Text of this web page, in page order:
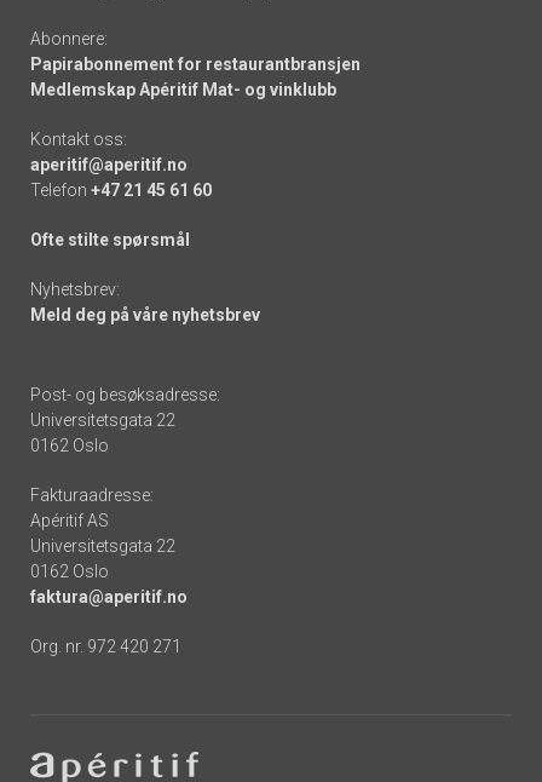
Abonnere:
Papirabonnement for restaurantbransjen
Medlemskap Apéritif Mat- og vinklubb
Kontakt oss:
aperitif@aperitif.no
Telefon +47 21 45 61 60
Ofte stilte spørsmål
Nyhetsbrev:
Meld deg på våre nyhetsbrev
Post- og besøksadresse:
Universitetsgata 22
0162 Oslo
Fakturaadresse:
Apéritif AS
Universitetsgata 22
0162 Oslo
faktura@aperitif.no
Org. nr. 972 420 271